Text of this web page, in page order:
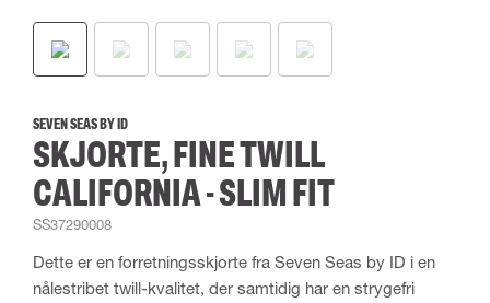
SEVEN SEAS BY ID
SKJORTE, FINE TWILL
CALIFORNIA - SLIM FIT
SS37290008
Dette er en forretningsskjorte fra Seven Seas by ID i en
nålestribet twill-kvalitet, der samtidig har en strygefri